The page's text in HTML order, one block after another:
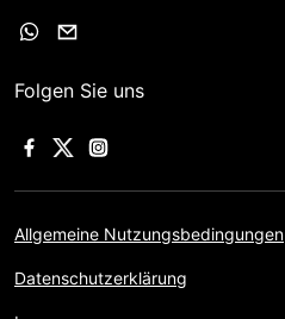
Folgen Sie uns
Allgemeine Nutzungsbedingungen
Datenschutzerklärung